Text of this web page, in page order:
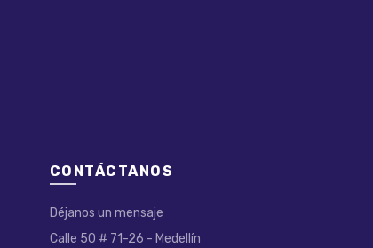
CONTÁCTANOS
Déjanos un mensaje
Calle 50 # 71-26 - Medellín